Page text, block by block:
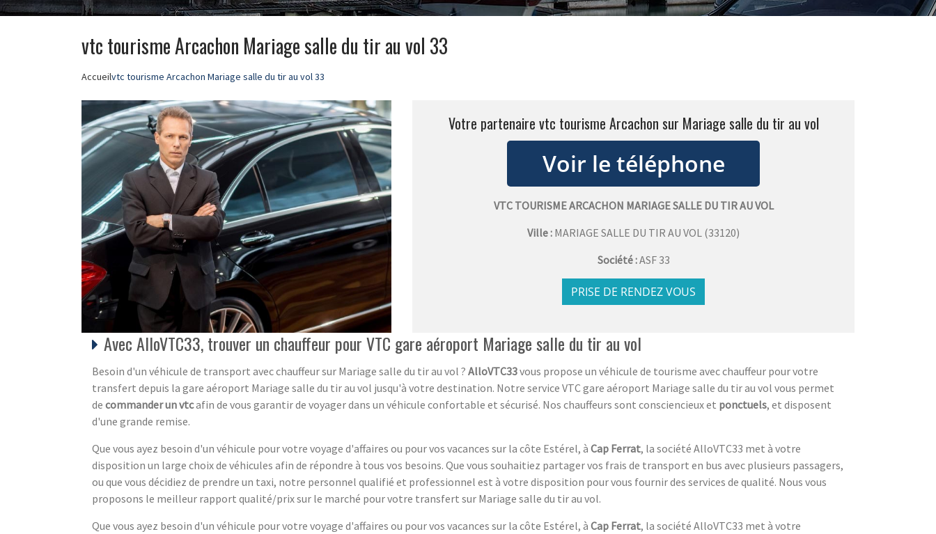
vtc tourisme Arcachon Mariage salle du tir au vol 33
Accueilvtc tourisme Arcachon Mariage salle du tir au vol 33
Votre partenaire vtc tourisme Arcachon sur Mariage salle du tir au vol
VTC TOURISME ARCACHON MARIAGE SALLE DU TIR AU VOL
Ville : MARIAGE SALLE DU TIR AU VOL (33120)
Société :ASF 33
PRISE DE RENDEZ VOUS
Avec AlloVTC33, trouver un chauffeur pour VTC gare aéroport Mariage salle du tir au vol
Besoin d'un véhicule de transport avec chauffeur sur Mariage salle du tir au vol ? AlloVTC33vous propose un véhicule de tourisme avec chauffeur pour votre
transfert depuis la gare aéroport Mariage salle du tir au vol jusqu'à votre destination. Notre service VTC gare aéroport Mariage salle du tir au vol vous permet
de commander un vtcafin de vous garantir de voyager dans un véhicule confortable et sécurisé. Nos chauffeurs sont consciencieux et ponctuels, et disposent
d'une grande remise.
Que vous ayez besoin d'un véhicule pour votre voyage d'affaires ou pour vos vacances sur la côte Estérel, à Cap Ferrat, la société AlloVTC33 met à votre
disposition un large choix de véhicules afin de répondre à tous vos besoins. Que vous souhaitiez partager vos frais de transport en bus avec plusieurs passagers,
ou que vous décidiez de prendre un taxi, notre personnel qualifié et professionnel est à votre disposition pour vous fournir des services de qualité. Nous vous
proposons le meilleur rapport qualité/prix sur le marché pour votre transfert sur Mariage salle du tir au vol.
Que vous ayez besoin d'un véhicule pour votre voyage d'affaires ou pour vos vacances sur la côte Estérel, à Cap Ferrat, la société AlloVTC33 met à votre